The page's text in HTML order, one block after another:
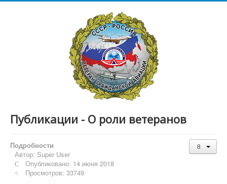
Публикации - О роли ветеранов
Подробности
Автор: Super User
Опубликовано: 14 июня 2018
Просмотров: 33749